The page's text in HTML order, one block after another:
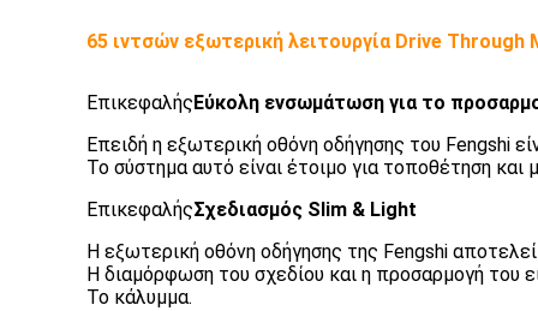
65 ιντσών εξωτερική λειτουργία Drive Through
ΕπικεφαλήςΕύκολη ενσωμάτωση για το
Επειδή η εξωτερική οθόνη οδήγησης του Fengshi
Το σύστημα αυτό είναι έτοιμο για τοποθέτηση
ΕπικεφαλήςΣχεδιασμός Slim & Light
Η εξωτερική οθόνη οδήγησης της Fengshi
Η διαμόρφωση του σχεδίου και η προσαρμογή του
Το κάλυμμα.